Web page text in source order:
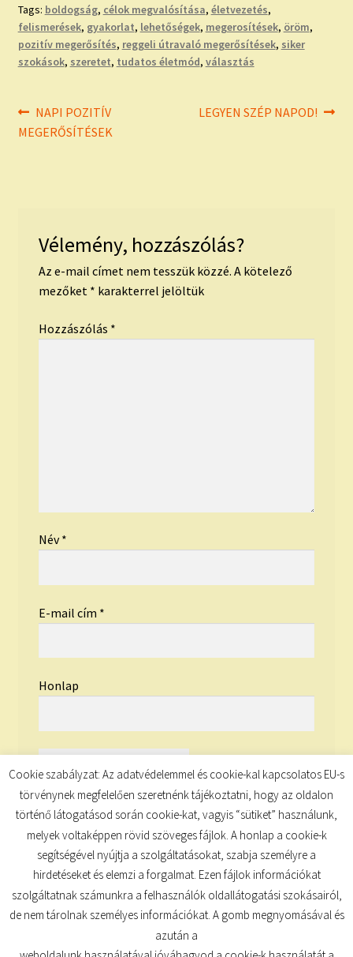
Tags: boldogság, célok megvalósítása, életvezetés,
felismerések, gyakorlat, lehetőségek, megerosítések, öröm,
pozitív megerősítés, reggeli útravaló megerősítések, siker
szokások, szeretet, tudatos életmód, választás
Bejegyzés
navigáció
Previous
post:
NAPI POZITÍV
MEGERŐSÍTÉSEK
Next
LEGYEN SZÉP NAPOD!
Vélemény, hozzászólás?
Az e-mail címet nem tesszük közzé. A kötelező
mezőket * karakterrel jelöltük
Hozzászólás *
Név*
E-mail cím *
Honlap
© TUDATKULCS 2026
Cookie szabályzat: Az adatvédelemmel és cookie-kal kapcsolatos EU-s
törvénynek megfelelően szeretnénk tájékoztatni, hogy az oldalon
történő látogatásod során cookie-kat, vagyis “sütiket” használunk,
melyek voltaképpen rövid szöveges fájlok. A honlap a cookie-k
segítségével nyújtja a szolgáltatásokat, szabja személyre a
hirdetéseket és elemzi a forgalmat. Ezen fájlok információkat
szolgáltatnak számunkra a felhasználók oldallátogatási szokásairól,
de nem tárolnak személyes információkat. A gomb megnyomásával és
azután a